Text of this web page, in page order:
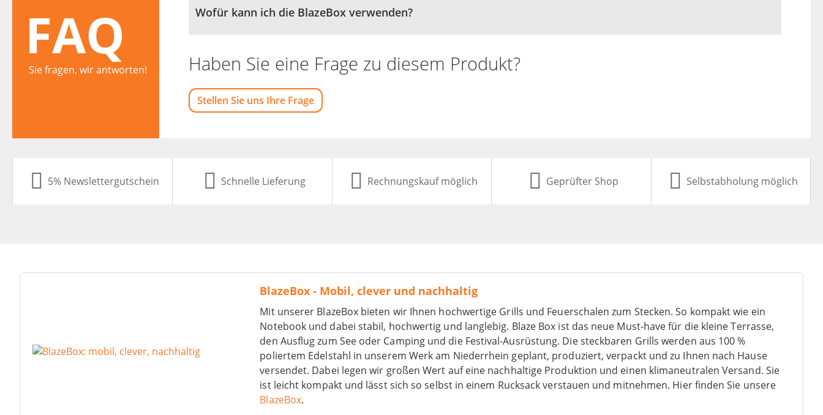
BlazeBox - Mobil, clever und nachhaltig
Mit unserer BlazeBox bieten wir Ihnen hochwertige Grills und Feuerschalen zum Stecken. So kompakt wie ein
Notebook und dabei stabil, hochwertig und langlebig. Blaze Box ist das neue Must-have für die kleine Terrasse,
den Ausflug zum See oder Camping und die Festival-Ausrüstung. Die steckbaren Grills werden aus 100 %
poliertem Edelstahl in unserem Werk am Niederrhein geplant, produziert, verpackt und zu Ihnen nach Hause
versendet. Dabei legen wir großen Wert auf eine nachhaltige Produktion und einen klimaneutralen Versand. Sie
ist leicht kompakt und lässt sich so selbst in einem Rucksack verstauen und mitnehmen. Hier finden Sie unsere
BlazeBox.
FAQ
Sie fragen, wir antworten!
Wofür kann ich die BlazeBox verwenden?
Haben Sie eine Frage zu diesem Produkt?
Stellen Sie uns Ihre Frage
5% Newslettergutschein Schnelle Lieferung Rechnungskauf möglich Geprüfter Shop Selbstabholung möglich